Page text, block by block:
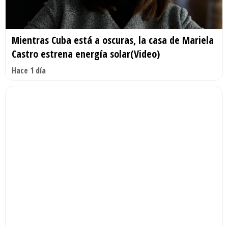
Mientras Cuba está a oscuras, la casa de Mariela
Castro estrena energía solar(Video)
Hace 1 día